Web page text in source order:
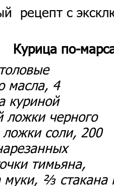
рецепт с
Курица по-
масла, 4
куриной
ложки черного
соли, 200
тимьяна,
муки, ⅔ стакана